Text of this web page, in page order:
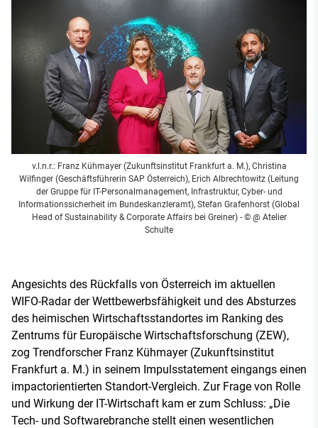
v.l.n.r.: Franz Kühmayer (Zukunftsinstitut Frankfurt a. M.), Christina
Wilfinger (Geschäftsführerin SAP Österreich), Erich Albrechtowitz (Leitung
der Gruppe für IT-Personalmanagement, Infrastruktur, Cyber- und
Informationssicherheit im Bundeskanzleramt), Stefan Grafenhorst (Global
Head of Sustainability & Corporate Affairs bei Greiner)- © @ Atelier
Schulte
Angesichts des Rückfalls von Österreich im aktuellen
WIFO-Radar der Wettbewerbsfähigkeit und des Absturzes
des heimischen Wirtschaftsstandortes im Ranking des
Zentrums für Europäische Wirtschaftsforschung (ZEW),
zog Trendforscher Franz Kühmayer (Zukunftsinstitut
Frankfurt a. M.) in seinem Impulsstatement eingangs einen
impactorientierten Standort-Vergleich. Zur Frage von Rolle
und Wirkung der IT-Wirtschaft kam er zum Schluss: „Die
Tech- und Softwarebranche stellt einen wesentlichen